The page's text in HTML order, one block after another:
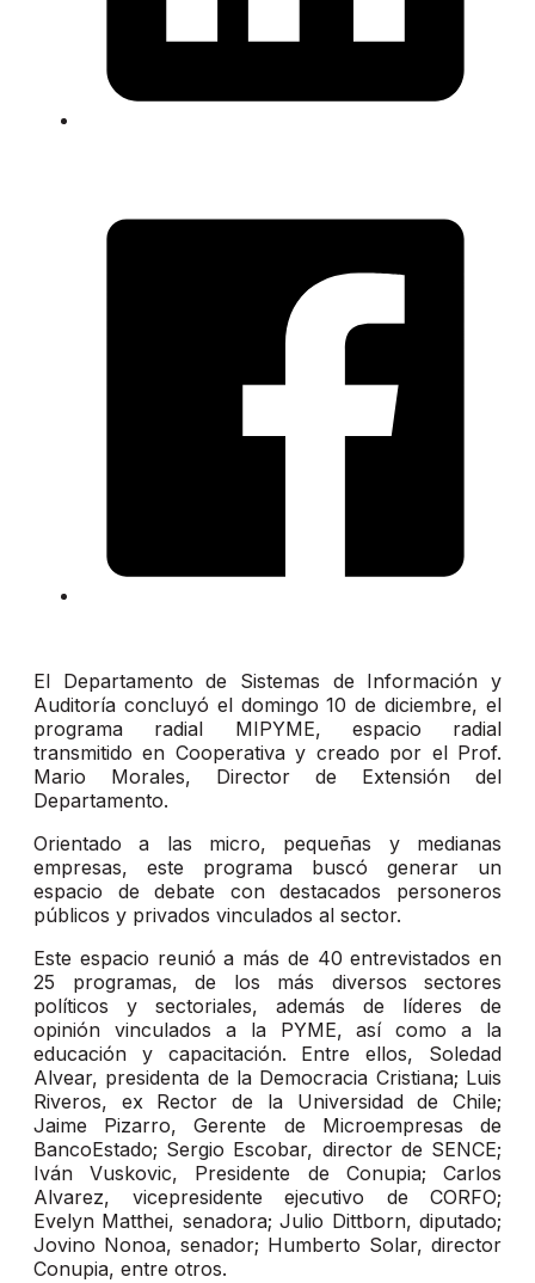
El Departamento de Sistemas de Información y
Auditoría concluyó el domingo 10 de diciembre, el
programa radial MIPYME, espacio radial
transmitido en Cooperativa y creado por el Prof.
Mario Morales, Director de Extensión del
Departamento.
Orientado a las micro, pequeñas y medianas
empresas, este programa buscó generar un
espacio de debate con destacados personeros
públicos y privados vinculados al sector.
Este espacio reunió a más de 40 entrevistados en
25 programas, de los más diversos sectores
políticos y sectoriales, además de líderes de
opinión vinculados a la PYME, así como a la
educación y capacitación. Entre ellos, Soledad
Alvear, presidenta de la Democracia Cristiana; Luis
Riveros, ex Rector de la Universidad de Chile;
Jaime Pizarro, Gerente de Microempresas de
BancoEstado; Sergio Escobar, director de SENCE;
Iván Vuskovic, Presidente de Conupia; Carlos
Alvarez, vicepresidente ejecutivo de CORFO;
Evelyn Matthei, senadora; Julio Dittborn, diputado;
Jovino Nonoa, senador; Humberto Solar, director
Conupia, entre otros.